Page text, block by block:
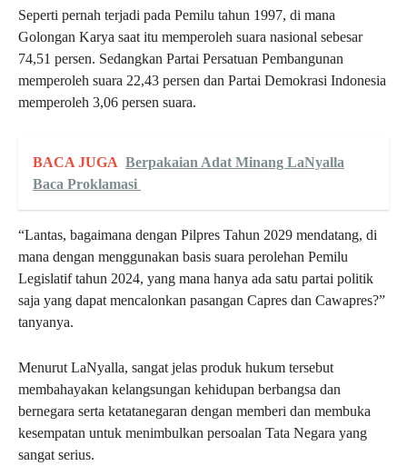
Seperti pernah terjadi pada Pemilu tahun 1997, di mana
Golongan Karya saat itu memperoleh suara nasional sebesar
74,51 persen. Sedangkan Partai Persatuan Pembangunan
memperoleh suara 22,43 persen dan Partai Demokrasi Indonesia
memperoleh 3,06 persen suara.
BACA JUGA Berpakaian Adat Minang LaNyalla
Baca Proklamasi
“Lantas, bagaimana dengan Pilpres Tahun 2029 mendatang, di
mana dengan menggunakan basis suara perolehan Pemilu
Legislatif tahun 2024, yang mana hanya ada satu partai politik
saja yang dapat mencalonkan pasangan Capres dan Cawapres?”
tanyanya.
Menurut LaNyalla, sangat jelas produk hukum tersebut
membahayakan kelangsungan kehidupan berbangsa dan
bernegara serta ketatanegaran dengan memberi dan membuka
kesempatan untuk menimbulkan persoalan Tata Negara yang
sangat serius.